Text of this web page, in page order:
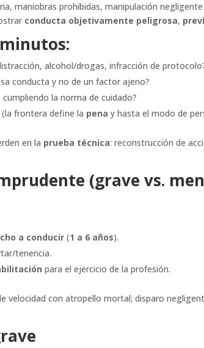
maniobras prohibidas, manipulación
conducta objetivamente peligrosa,
alcohol/drogas, infracción de
conducta y no de un factor ajeno?
la norma de cuidado?
(la frontera define la pena y hasta el modo de
en la prueba técnica: reconstrucción de
(grave vs.
a conducir (1 a 6 años).
tenencia.
para el ejercicio de la profesión.
velocidad con atropello mortal; disparo